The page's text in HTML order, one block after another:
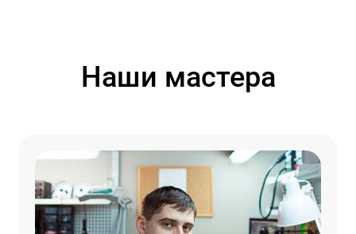
Наши мастера